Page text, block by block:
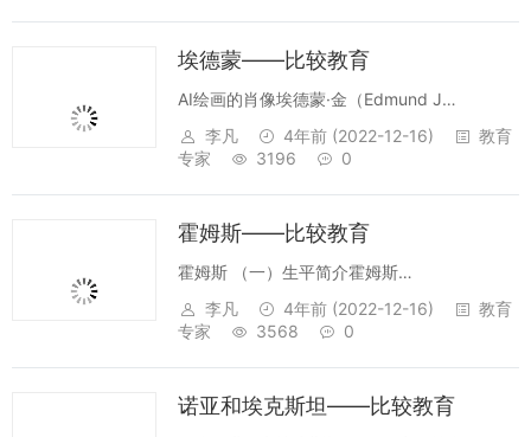
埃德蒙——比较教育
AI绘画的肖像埃德蒙·金（Edmund J
king,1914--2002），英国比较教育专
家 （一）生平简介埃德蒙·金（Edmund J
李凡 4年前 (2022-12-16)
教育
专家
3196 0
霍姆斯——比较教育
霍姆斯 （一）生平简介霍姆斯
（Brian.Holmes,1920——1993）英国比较教
育专家。他生于英格兰的约克郡，并在那里接
李凡 4年前 (2022-12-16)
教育
专家
3568 0
诺亚和埃克斯坦——比较教育